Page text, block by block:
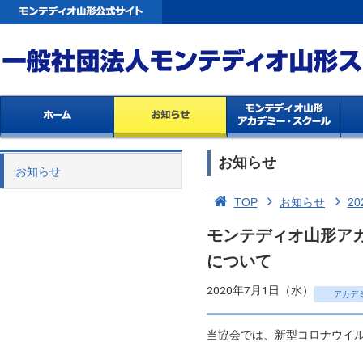
お知らせ
お知らせ
TOP お知らせ
モンテディオ山形ア
について
2020年7月1日（水） アカデ
当協会では、新型コロナウイ